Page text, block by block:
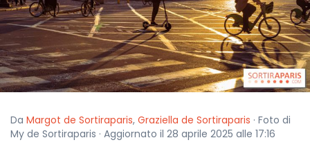
Da Margot de Sortiraparis, Graziella de Sortiraparis · Foto di
My de Sortiraparis · Aggiornato il 28 aprile 2025 alle 17:16